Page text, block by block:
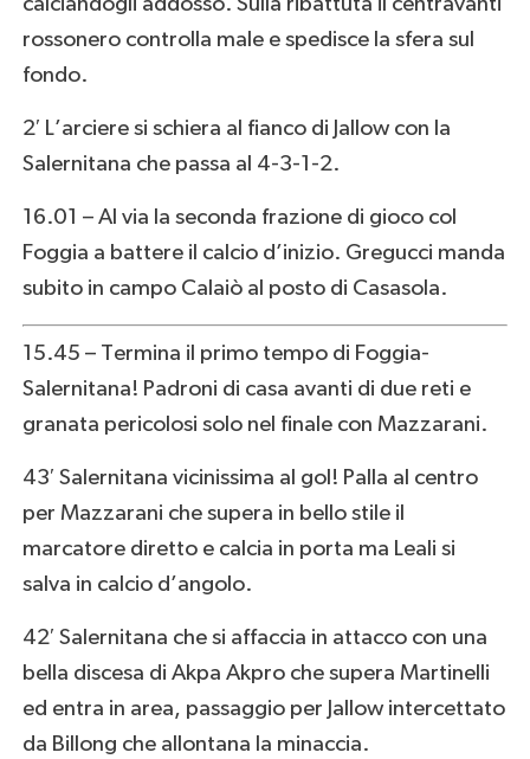
rossonero controlla male e spedisce la sfera sul
fondo.
2′ L’arciere si schiera al fianco di Jallow con la
Salernitana che passa al 4-3-1-2.
16.01 – Al via la seconda frazione di gioco col
Foggia a battere il calcio d’inizio. Gregucci manda
subito in campo Calaiò al posto di Casasola.
15.45 – Termina il primo tempo di Foggia-
Salernitana! Padroni di casa avanti di due reti e
granata pericolosi solo nel finale con Mazzarani.
43′ Salernitana vicinissima al gol! Palla al centro
per Mazzarani che supera in bello stile il
marcatore diretto e calcia in porta ma Leali si
salva in calcio d’angolo.
42′ Salernitana che si affaccia in attacco con una
bella discesa di Akpa Akpro che supera Martinelli
ed entra in area, passaggio per Jallow intercettato
da Billong che allontana la minaccia.